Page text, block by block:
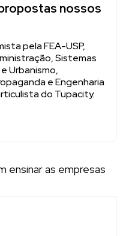
nossos
pela FEA-USP,
Sistemas
Urbanismo,
e Engenharia
do Tupacity.